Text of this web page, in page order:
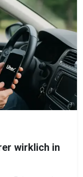
wirklich in